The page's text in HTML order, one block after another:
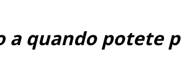
a quando potete